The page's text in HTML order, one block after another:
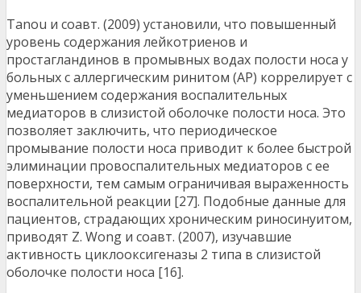
Tanou и соавт. (2009) установили, что повышенный
уровень содержания лейкотриенов и
простагландинов в промывных водах полости носа у
больных с аллергическим ринитом (АР) коррелирует с
уменьшением содержания воспалительных
медиаторов в слизистой оболочке полости носа. Это
позволяет заключить, что периодическое
промывание полости носа приводит к более быстрой
элиминации провоспалительных медиаторов с ее
поверхности, тем самым ограничивая выраженность
воспалительной реакции [27]. Подобные данные для
пациентов, страдающих хроническим риносинуитом,
приводят Z. Wong и соавт. (2007), изучавшие
активность циклооксигеназы 2 типа в слизистой
оболочке полости носа [16].